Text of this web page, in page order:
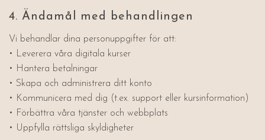
4. Ändamål med behandlingen
Vi behandlar dina personuppgifter för att:
• Leverera våra digitala kurser
• Hantera betalningar
• Skapa och administrera ditt konto
• Kommunicera med dig (t.ex. support eller kursinformation)
• Förbättra våra tjänster och webbplats
• Uppfylla rättsliga skyldigheter